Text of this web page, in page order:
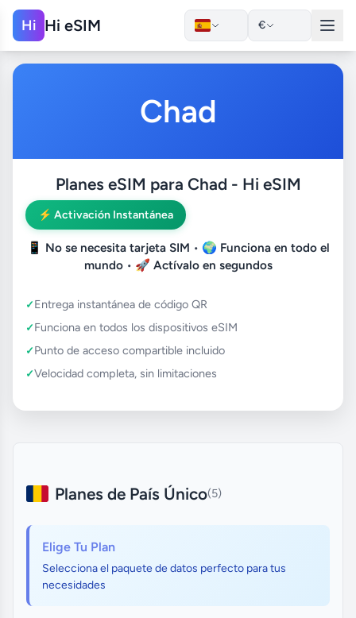
Hi Hi eSIM €
Chad
Planes eSIM para Chad - Hi eSIM
⚡ Activación Instantánea
📱 No se necesita tarjeta SIM • 🌍 Funciona en todo el
mundo• 🚀 Actívalo en segundos
Entrega instantánea de código QR
Funciona en todos los dispositivos eSIM
Punto de acceso compartible incluido
Velocidad completa, sin limitaciones
Planes de País Único(5)
Elige Tu Plan
Selecciona el paquete de datos perfecto para tus
necesidades